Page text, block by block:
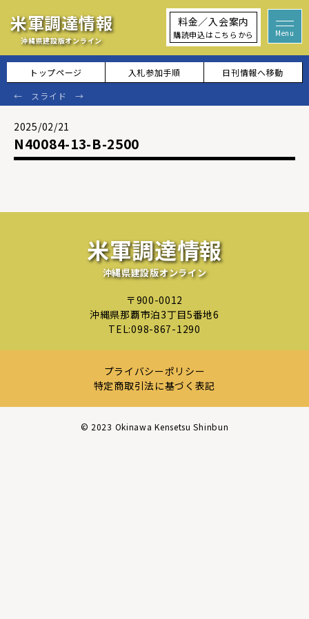
米軍調達情報
沖縄県建設版オンライン
料金／入会案内
購読申込はこちらから
トップページ 入札参加手順 日刊情報へ移動
2025/02/21
N40084-13-B-2500
米軍調達情報
沖縄県建設版オンライン
〒900-0012
沖縄県那覇市泊3丁目5番地6
TEL:098-867-1290
プライバシーポリシー
特定商取引法に基づく表記
©︎ 2023 Okinawa Kensetsu Shinbun